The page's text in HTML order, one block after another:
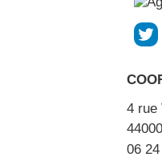
4 rue
06